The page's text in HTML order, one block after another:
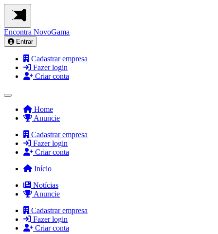
Encontra NovoGama
Entrar
Cadastrar empresa
Fazer login
Criar conta
Home
Anuncie
Cadastrar empresa
Fazer login
Criar conta
Início
Notícias
Anuncie
Cadastrar empresa
Fazer login
Criar conta